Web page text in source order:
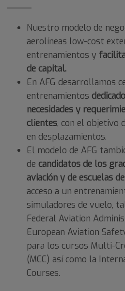
Nuestro modelo de
aerolíneas low-cost
entrenamientos y
de capital.
En AFG desarrollamos
entrenamientos
necesidades y
clientes, con el objetivo
en desplazamientos.
El modelo de AFG
de candidatos de los
aviación y de escuelas
acceso a un
simuladores de vuelo,
Federal Aviation
European Aviation
para los cursos Multi-
(MCC) así como la
Courses.